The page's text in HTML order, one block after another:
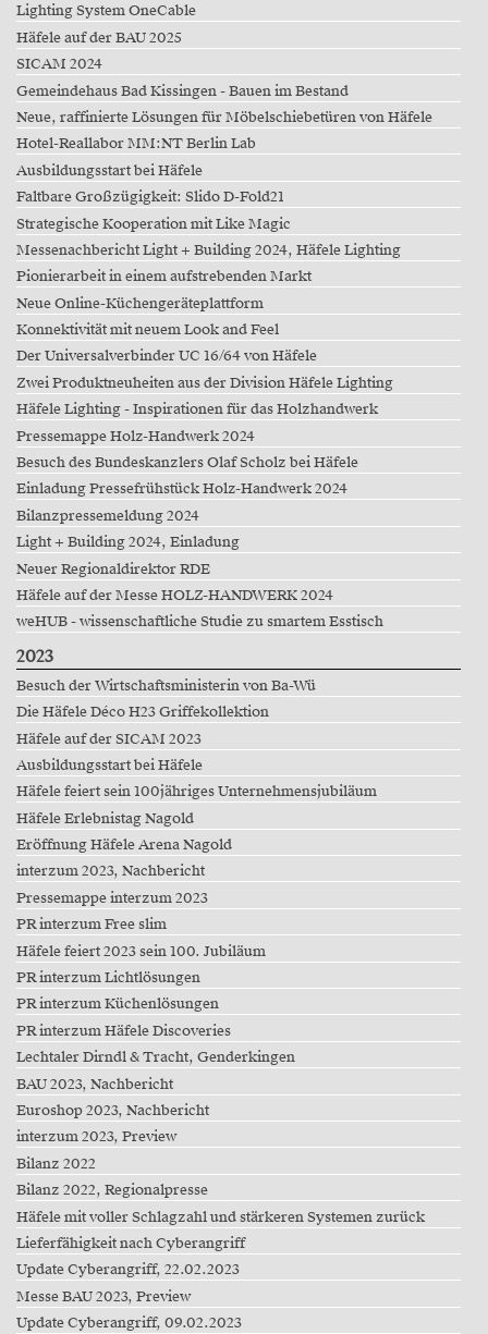
Lighting System OneCable
Häfele auf der BAU 2025
SICAM 2024
Gemeindehaus Bad Kissingen - Bauen im Bestand
Neue, raffinierte Lösungen für Möbelschiebetüren von Häfele
Hotel-Reallabor MM:NT Berlin Lab
Ausbildungsstart bei Häfele
Faltbare Großzügigkeit: Slido D-Fold21
Strategische Kooperation mit Like Magic
Messenachbericht Light + Building 2024, Häfele Lighting
Pionierarbeit in einem aufstrebenden Markt
Neue Online-Küchengeräteplattform
Konnektivität mit neuem Look and Feel
Der Universalverbinder UC 16/64 von Häfele
Zwei Produktneuheiten aus der Division Häfele Lighting
Häfele Lighting - Inspirationen für das Holzhandwerk
Pressemappe Holz-Handwerk 2024
Besuch des Bundeskanzlers Olaf Scholz bei Häfele
Einladung Pressefrühstück Holz-Handwerk 2024
Bilanzpressemeldung 2024
Light + Building 2024, Einladung
Neuer Regionaldirektor RDE
Häfele auf der Messe HOLZ-HANDWERK 2024
weHUB - wissenschaftliche Studie zu smartem Esstisch
2023
Besuch der Wirtschaftsministerin von Ba-Wü
Die Häfele Déco H23 Griffekollektion
Häfele auf der SICAM 2023
Ausbildungsstart bei Häfele
Häfele feiert sein 100jähriges Unternehmensjubiläum
Häfele Erlebnistag Nagold
Eröffnung Häfele Arena Nagold
interzum 2023, Nachbericht
Pressemappe interzum 2023
PR interzum Free slim
Häfele feiert 2023 sein 100. Jubiläum
PR interzum Lichtlösungen
PR interzum Küchenlösungen
PR interzum Häfele Discoveries
Lechtaler Dirndl & Tracht, Genderkingen
BAU 2023, Nachbericht
Euroshop 2023, Nachbericht
interzum 2023, Preview
Bilanz 2022
Bilanz 2022, Regionalpresse
Häfele mit voller Schlagzahl und stärkeren Systemen zurück
Lieferfähigkeit nach Cyberangriff
Update Cyberangriff, 22.02.2023
Messe BAU 2023, Preview
Update Cyberangriff, 09.02.2023